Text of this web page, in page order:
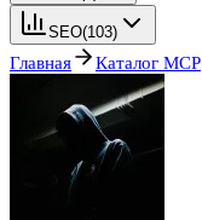
SEO(103)
Главная Каталог MCP